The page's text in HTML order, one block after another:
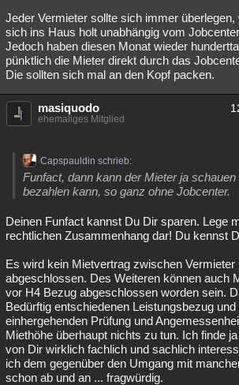
Jeder Vermieter sollte sich immer
sich ins Haus holt unabhängig vom
Jedoch haben diesen Monat wieder
pünktlich die Mieter direkt durch das
Die sollten sich mal an den Kopf packen.
masiquodo
ehemaliges Mitglied
Capspauldin schrieb:
Funfact, dann kann der Mieter ja
bezahlen kann, so ganz ohne Jobcenter.
Deinen Funfact kannst Du Dir sparen. Lege
rechtlichen Zusammenhang dar! Du kennst
Es wird kein Mietvertrag zwischen Vermieter
abgeschlossen. Des Weiteren können auch
vor H4 Bezug abgeschlossen worden sein.
Bedürftig entschiedenen Leistungsbezug
einhergehenden Prüfung und
Miethöhe überhaupt nichts zu tun. Ich finde
von Dir wirklich fachlich und sachlich
ich dem gegenüber den Umgang mit
schon ab und an ... fragwürdig.